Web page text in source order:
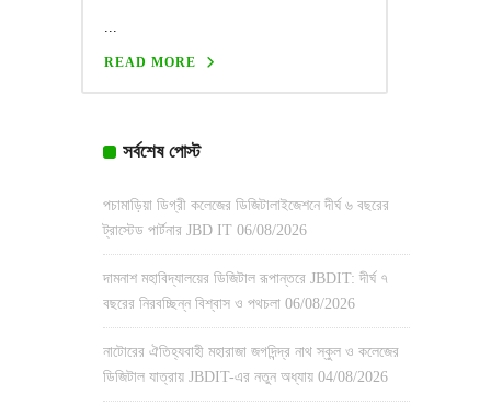
...
READ MORE
সর্বশেষ পোস্ট
পচামাড়িয়া ডিগ্রী কলেজের ডিজিটালাইজেশনে দীর্ঘ ৬ বছরের
ট্রাস্টেড পার্টনার JBD IT 06/08/2026
দামনাশ মহাবিদ্যালয়ের ডিজিটাল রূপান্তরে JBDIT: দীর্ঘ ৭
বছরের নিরবচ্ছিন্ন বিশ্বাস ও পথচলা 06/08/2026
নাটোরের ঐতিহ্যবাহী মহারাজা জগদিন্দ্র নাথ স্কুল ও কলেজের
ডিজিটাল যাত্রায় JBDIT-এর নতুন অধ্যায় 04/08/2026